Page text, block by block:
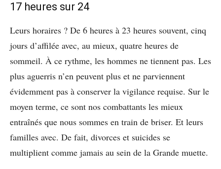
17 heures sur 24
Leurs horaires ? De 6 heures à 23 heures souvent, cinq
jours d’affilée avec, au mieux, quatre heures de
sommeil. À ce rythme, les hommes ne tiennent pas. Les
plus aguerris n’en peuvent plus et ne parviennent
évidemment pas à conserver la vigilance requise. Sur le
moyen terme, ce sont nos combattants les mieux
entraînés que nous sommes en train de briser. Et leurs
familles avec. De fait, divorces et suicides se
multiplient comme jamais au sein de la Grande muette.